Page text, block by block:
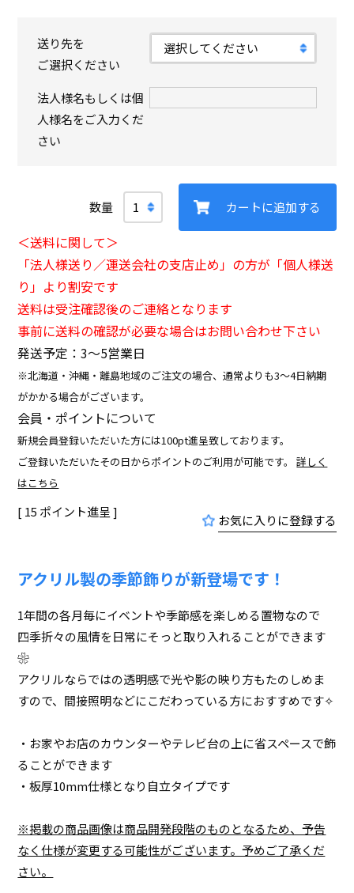
送り先を
ご選択ください
法人様名もしくは個
人様名をご入力くだ
さい
お気に入りに登録する
カートに追加する
＜送料に関して＞
「法人様送り／運送会社の支店止め」の方が「個人様送
り」より割安です
送料は受注確認後のご連絡となります
事前に送料の確認が必要な場合はお問い合わせ下さい
発送予定：3〜5営業日
※北海道・沖縄・離島地域のご注文の場合、通常よりも3～4日納期
がかかる場合がございます。
会員・ポイントについて
新規会員登録いただいた方には100pt進呈致しております。
ご登録いただいたその日からポイントのご利用が可能です。詳しく
はこちら
[ 15 ポイント進呈 ]
アクリル製の季節飾りが新登場です！
1年間の各月毎にイベントや季節感を楽しめる置物なので
四季折々の風情を日常にそっと取り入れることができます
❀
アクリルならではの透明感で光や影の映り方もたのしめま
すので、間接照明などにこだわっている方におすすめです✧
・お家やお店のカウンターやテレビ台の上に省スペースで飾
ることができます
・板厚10mm仕様となり自立タイプです
※掲載の商品画像は商品開発段階のものとなるため、予告
なく仕様が変更する可能性がございます。予めご了承くだ
さい。